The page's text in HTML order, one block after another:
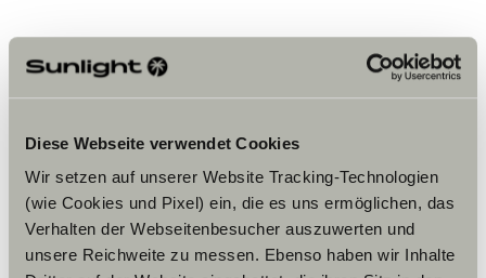
Diese Webseite verwendet Cookies
Wir setzen auf unserer Website Tracking-Technologien
(wie Cookies und Pixel) ein, die es uns ermöglichen, das
Verhalten der Webseitenbesucher auszuwerten und
unsere Reichweite zu messen. Ebenso haben wir Inhalte
Öffnungszeiten
Montag–Freitag:
07:30 – 12:00 Uhr
Samstag:
09:00 – 14:00 Uhr
Winteröffnungszeiten
von 1. November bis 28. Februar